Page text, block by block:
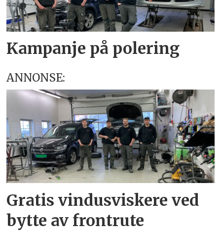
Kampanje på polering
ANNONSE:
Gratis vindusviskere ved
bytte av frontrute